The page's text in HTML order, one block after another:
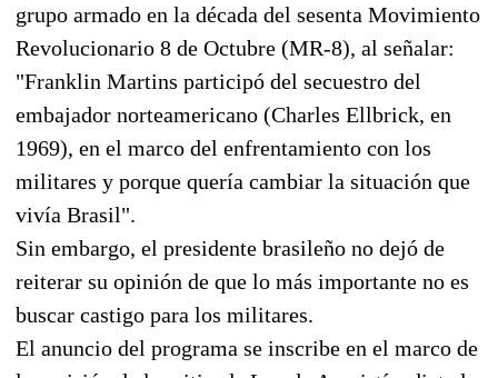
grupo armado en la década del sesenta Movimiento
Revolucionario 8 de Octubre (MR-8), al señalar:
"Franklin Martins participó del secuestro del
embajador norteamericano (Charles Ellbrick, en
1969), en el marco del enfrentamiento con los
militares y porque quería cambiar la situación que
vivía Brasil".
Sin embargo, el presidente brasileño no dejó de
reiterar su opinión de que lo más importante no es
buscar castigo para los militares.
El anuncio del programa se inscribe en el marco de